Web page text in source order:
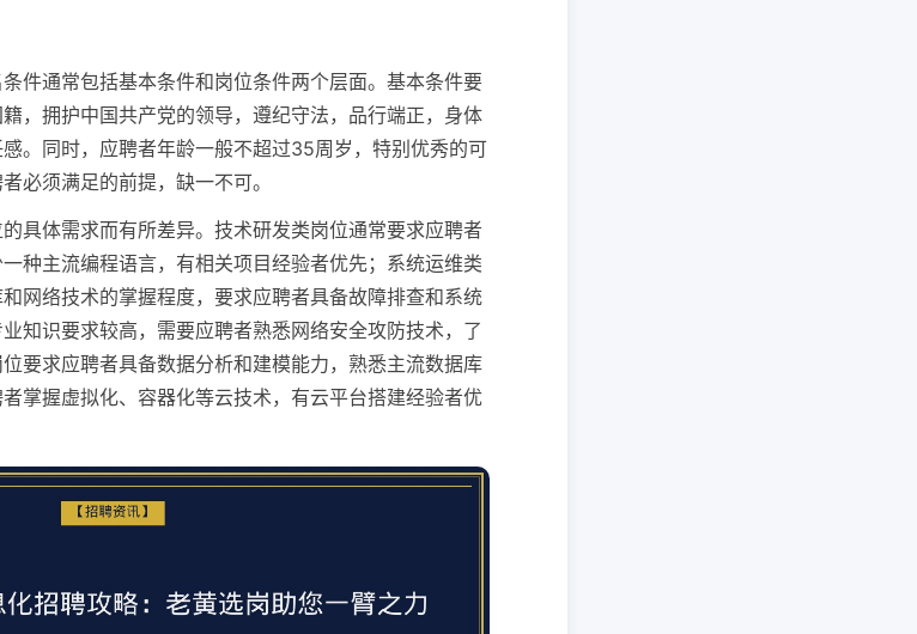
件通常包括基本条件和岗位条件两个层面。基本条件要
，拥护中国共产党的领导，遵纪守法，品行端正，身体
。同时，应聘者年龄一般不超过35周岁，特别优秀的可
必须满足的前提，缺一不可。
具体需求而有所差异。技术研发类岗位通常要求应聘者
种主流编程语言，有相关项目经验者优先；系统运维类
网络技术的掌握程度，要求应聘者具备故障排查和系统
知识要求较高，需要应聘者熟悉网络安全攻防技术，了
要求应聘者具备数据分析和建模能力，熟悉主流数据库
掌握虚拟化、容器化等云技术，有云平台搭建经验者优